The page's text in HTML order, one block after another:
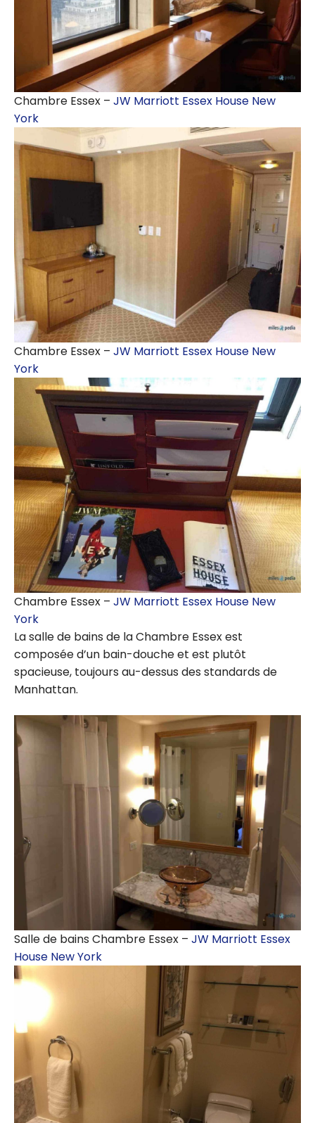
Chambre Essex – JW Marriott Essex House New
York
Chambre Essex – JW Marriott Essex House New
York
Chambre Essex – JW Marriott Essex House New
York
La salle de bains de la Chambre Essex est
composée d’un bain-douche et est plutôt
spacieuse, toujours au-dessus des standards de
Manhattan.
Salle de bains Chambre Essex – JW Marriott Essex
House New York